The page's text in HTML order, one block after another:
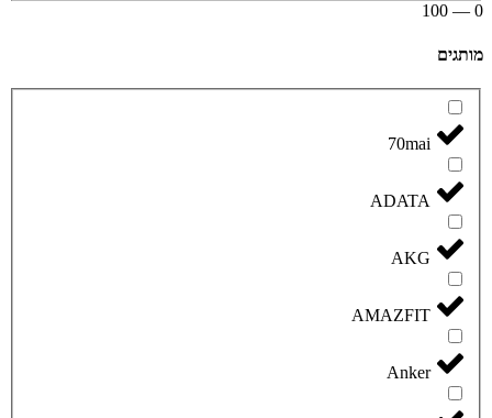
0
—
100
מותגים
70mai
ADATA
AKG
AMAZFIT
Anker